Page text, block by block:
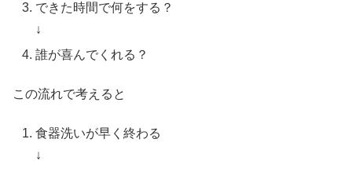
できた時間で何をする？
↓
誰が喜んでくれる？
この流れで考えると
食器洗いが早く終わる
↓